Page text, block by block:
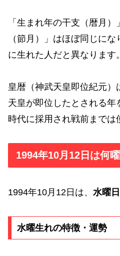
「生まれ年の干支（暦月
（節月）」はほぼ同じに
に生れた人だと異なります。
皇暦（神武天皇即位紀元
天皇が即位したとされる
時代に採用され戦前までは
1994年10月12日は何
1994年10月12日は、 水曜日
水曜生れの特徴・運勢